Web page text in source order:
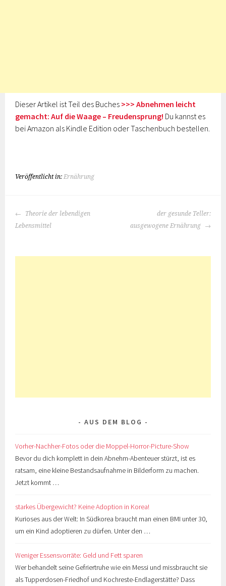
Dieser Artikel ist Teil des Buches >>> Abnehmen leicht
gemacht: Auf die Waage – Freudensprung! Du kannst es
bei Amazon als Kindle Edition oder Taschenbuch bestellen.
Veröffentlicht in:Ernährung
BEITRAGS-
NAVIGATION
Theorie der lebendigen
Lebensmittel
der gesunde Teller:
ausgewogene Ernährung
AUS DEM BLOG
Vorher-Nachher-Fotos oder die Moppel-Horror-Picture-Show
Bevor du dich komplett in dein Abnehm-Abenteuer stürzt, ist es
ratsam, eine kleine Bestandsaufnahme in Bilderform zu machen.
Jetzt kommt …
starkes Übergewicht? Keine Adoption in Korea!
Kurioses aus der Welt: In Südkorea braucht man einen BMI unter 30,
um ein Kind adoptieren zu dürfen. Unter den …
Weniger Essensvorräte: Geld und Fett sparen
Wer behandelt seine Gefriertruhe wie ein Messi und missbraucht sie
als Tupperdosen-Friedhof und Kochreste-Endlagerstätte? Dass